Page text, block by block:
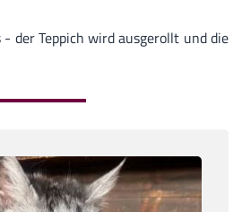
der Teppich wird ausgerollt und die